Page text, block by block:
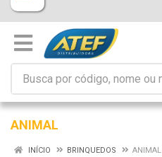
ANIMAL
INÍCIO BRINQUEDOS ANIMAL